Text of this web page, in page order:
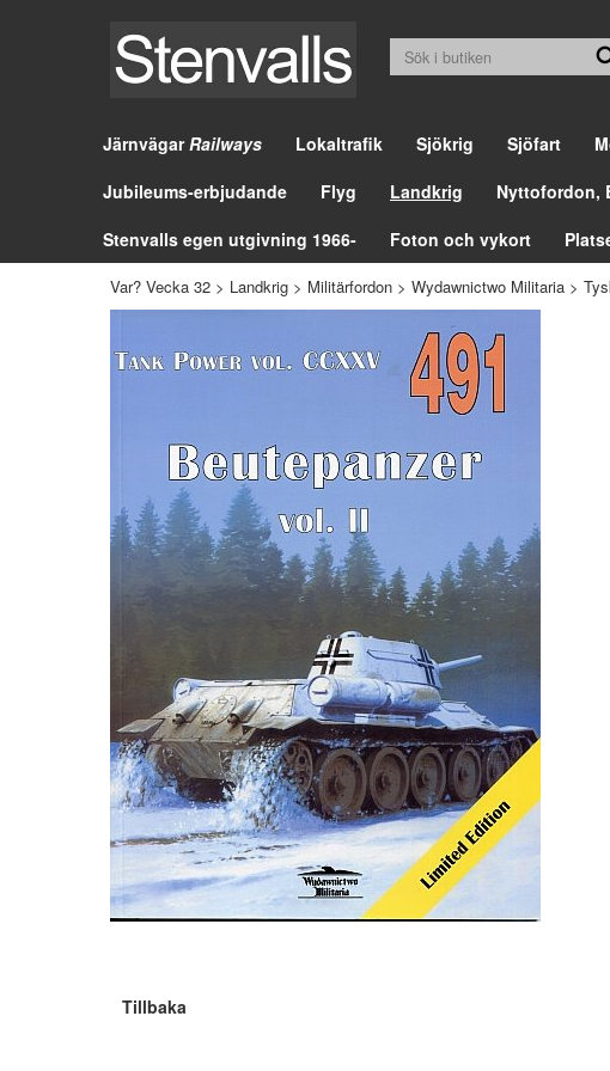
JärnvägarRailways Lokaltrafik Sjökrig Sjöfart
Jubileums-erbjudande
Flyg Landkrig Nyttofordon,
Stenvalls egen utgivning 1966-
Foton och vykort
Var? Vecka 32 > Landkrig > Militärfordon > Wydawnictwo Militaria >
Tillbaka